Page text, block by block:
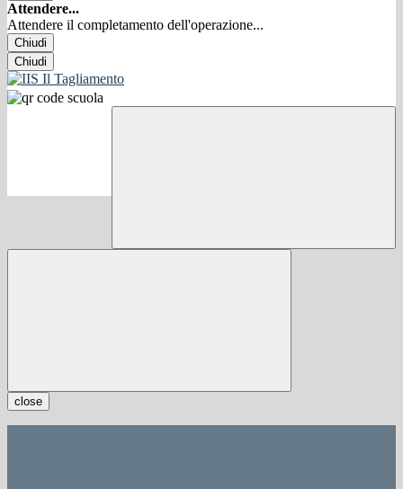
Attendere...
Attendere il completamento dell'operazione...
Chiudi
Chiudi
close